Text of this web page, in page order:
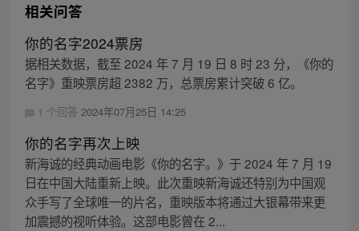
相关问答
你的名字2024票房
据相关数据，截至 2024 年 7 月 19 日 8 时 23 分，《你的
名字》重映票房超 2382 万，总票房累计突破 6 亿。
1 个回答 2024年07月25日 14:25
你的名字再次上映
新海诚的经典动画电影《你的名字。》于 2024 年 7 月 19
日在中国大陆重新上映。此次重映新海诚还特别为中国观
众手写了全球唯一的片名，重映版本将通过大银幕带来更
加震撼的视听体验。这部电影曾在 2...